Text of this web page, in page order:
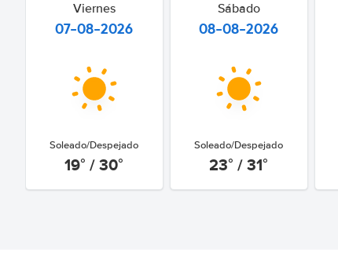
Viernes
07-08-2026
Soleado/Despejado
19° / 30°
Sábado
08-08-2026
Soleado/Despejado
23° / 31°